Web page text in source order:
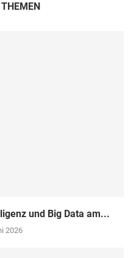
und Big Data am...
2026